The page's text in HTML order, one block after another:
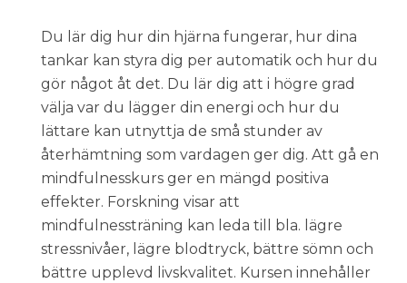
Du lär dig hur din hjärna fungerar, hur dina
tankar kan styra dig per automatik och hur du
gör något åt det. Du lär dig att i högre grad
välja var du lägger din energi och hur du
lättare kan utnyttja de små stunder av
återhämtning som vardagen ger dig. Att gå en
mindfulnesskurs ger en mängd positiva
effekter. Forskning visar att
mindfulnessträning kan leda till bla. lägre
stressnivåer, lägre blodtryck, bättre sömn och
bättre upplevd livskvalitet. Kursen innehåller